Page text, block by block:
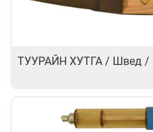
ТУУРАЙН ХУТГА / Швед /